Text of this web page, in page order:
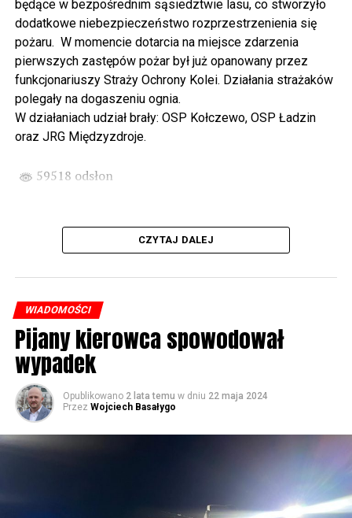
spod biblioteki). O godzinie 19.00 w kolegiacie
wysłuchamy organowego koncertu w wykonaniu
państwa Witkowskich.
Wyjątkowym wydarzeniem będzie koncert w wykonaniu
Kawuś Music Project, podczas którego wysłuchamy
polskich przebojów w jazzowej aranżacji (godz. 20.00
przed biblioteką). Podczas koncertu zaplanowaliśmy dla
Projektów Interreg VI A – Kultura i zrównoważona
turystyka.
(Niemcy), Biblioteka Publiczna Gminy Wolin, Parafia
Rzymskokatolicka w Wolinie
59519 odsłon
będące w bezpośrednim sąsiedztwie lasu, co stworzyło
dodatkowe niebezpieczeństwo rozprzestrzenienia się
pożaru. W momencie dotarcia na miejsce zdarzenia
pierwszych zastępów pożar był już opanowany przez
funkcjonariuszy Straży Ochrony Kolei. Działania strażaków
polegały na dogaszeniu ognia.
W działaniach udział brały: OSP Kołczewo, OSP Ładzin
oraz JRG Międzyzdroje.
59518 odsłon
CZYTAJ DALEJ
WIADOMOŚCI
Pijany kierowca spowodował
wypadek
Opublikowano 2 lata temu w dniu 22 maja 2024
Przez Wojciech Basałygo